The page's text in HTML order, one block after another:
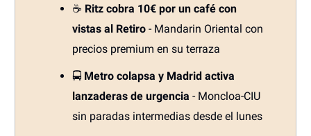
☕ Ritz cobra 10€ por un café con
vistas al Retiro - Mandarin Oriental con
precios premium en su terraza
🚍 Metro colapsa y Madrid activa
lanzaderas de urgencia - Moncloa-CIU
sin paradas intermedias desde el lunes